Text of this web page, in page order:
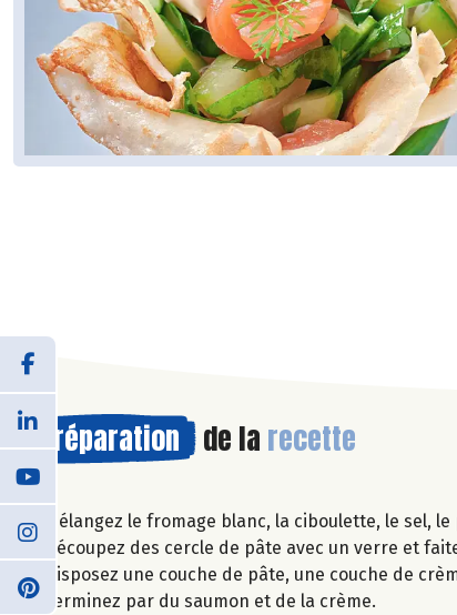
Préparation de la recette
Mélangez le fromage blanc, la ciboulette, le sel,
Découpez des cercle de pâte avec un verre et
Disposez une couche de pâte, une couche de
Terminez par du saumon et de la crème.